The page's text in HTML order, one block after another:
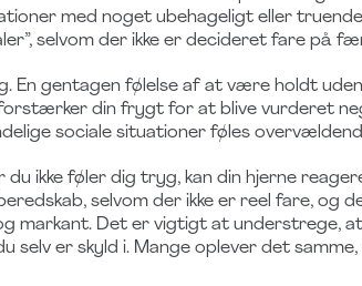
med noget ubehageligt eller
selvom der ikke er decideret fare på
En gentagen følelse af at være holdt
forstærker din frygt for at blive vurderet
sociale situationer føles
ikke føler dig tryg, kan din hjerne
selvom der ikke er reel fare, og
markant. Det er vigtigt at understrege,
selv er skyld i. Mange oplever det